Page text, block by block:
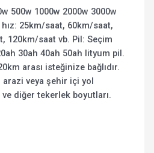
500w 1000w 2000w 3000w
25km/saat, 60km/saat,
120km/saat vb. Pil: Seçim
30ah 40ah 50ah lityum pil.
arası isteğinize bağlıdır.
veya şehir içi yol
diğer tekerlek boyutları.